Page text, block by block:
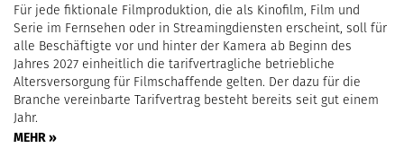
Für jede fiktionale Filmproduktion, die als Kinofilm, Film und
Serie im Fernsehen oder in Streamingdiensten erscheint, soll für
alle Beschäftigte vor und hinter der Kamera ab Beginn des
Jahres 2027 einheitlich die tarifvertragliche betriebliche
Altersversorgung für Filmschaffende gelten. Der dazu für die
Branche vereinbarte Tarifvertrag besteht bereits seit gut einem
Jahr.
MEHR »